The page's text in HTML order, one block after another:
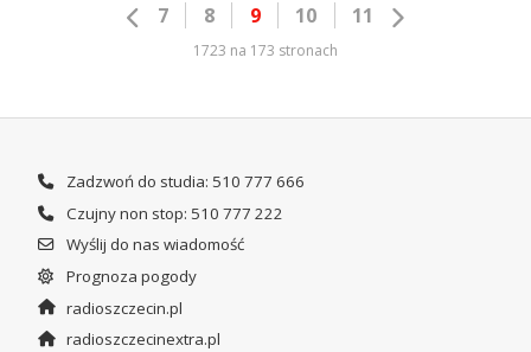
7 8 9 10 11
1723 na 173 stronach
Zadzwoń do studia: 510 777 666
Czujny non stop: 510 777 222
Wyślij do nas wiadomość
Prognoza pogody
radioszczecin.pl
radioszczecinextra.pl